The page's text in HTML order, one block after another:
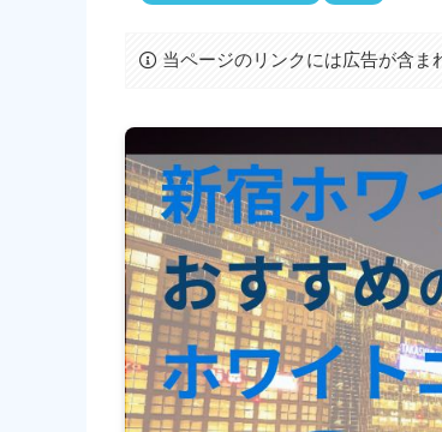
当ページのリンクには広告が含ま